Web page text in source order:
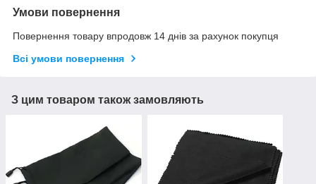
Умови повернення
Повернення товару впродовж 14 днів за рахунок покупця
Всі умови повернення
З цим товаром також замовляють